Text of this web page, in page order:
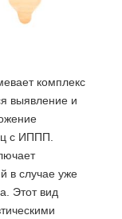
комплекс
выявление и
с ИППП.
в случае уже
Этот вид